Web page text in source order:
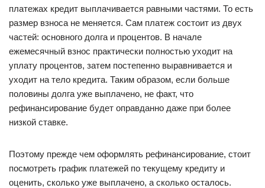
платежах кредит выплачивается равными частями. То есть
размер взноса не меняется. Сам платеж состоит из двух
частей: основного долга и процентов. В начале
ежемесячный взнос практически полностью уходит на
уплату процентов, затем постепенно выравнивается и
уходит на тело кредита. Таким образом, если больше
половины долга уже выплачено, не факт, что
рефинансирование будет оправданно даже при более
низкой ставке.
Поэтому прежде чем оформлять рефинансирование, стоит
посмотреть график платежей по текущему кредиту и
оценить, сколько уже выплачено, а сколько осталось.